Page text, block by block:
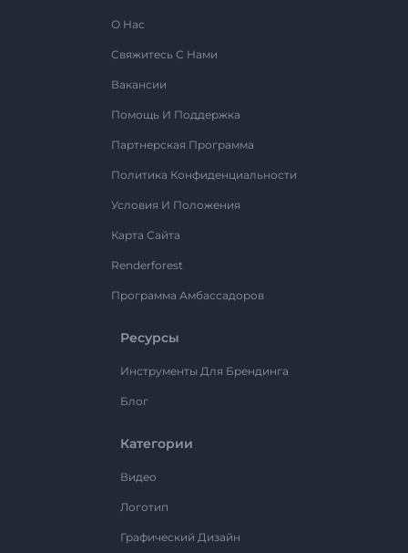
О Нас
Свяжитесь С Нами
Вакансии
Помощь И Поддержка
Партнерская Программа
Политика Конфиденциальности
Условия И Положения
Карта Сайта
Renderforest
Программа Амбассадоров
Ресурсы
Инструменты Для Брендинга
Блог
Категории
Видео
Логотип
Графический Дизайн